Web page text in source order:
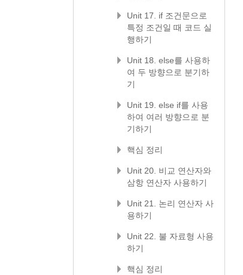
Unit 17. if 조건문으로
특정 조건일 때 코드 실
행하기
Unit 18. else를 사용하
여 두 방향으로 분기하
기
Unit 19. else if를 사용
하여 여러 방향으로 분
기하기
핵심 정리
Unit 20. 비교 연산자와
삼항 연산자 사용하기
Unit 21. 논리 연산자 사
용하기
Unit 22. 불 자료형 사용
하기
핵심 정리